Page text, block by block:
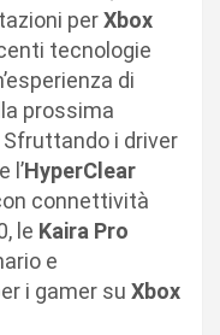
perXbox
tecnologie
di
prossima
Sfruttando i driver
e l’HyperClear
connettività
le Kaira Pro
e
i gamer su Xbox